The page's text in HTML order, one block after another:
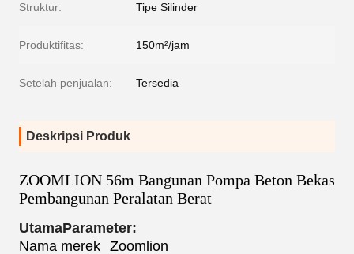
Struktur: Tipe Silinder
Produktifitas: 150m²/jam
Setelah penjualan: Tersedia
Deskripsi Produk
ZOOMLION 56m Bangunan Pompa Beton Bekas
Pembangunan Peralatan Berat
UtamaParameter:
Nama merek Zoomlion